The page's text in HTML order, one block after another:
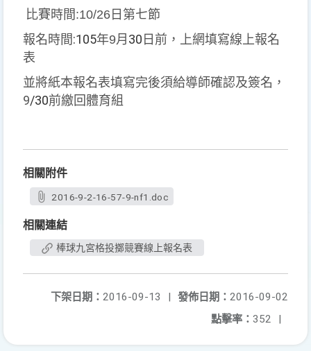
比賽時間 :10/26 日第七節
報名時間:105年9月 30 日前，上網填寫線上報名
表
並將紙本報名表填寫完後須給導師確認及簽名，
9/30前繳回體育組
相關附件
2016-9-2-16-57-9-nf1.doc
相關連結
棒球九宮格投擲競賽線上報名表
發佈日期： 2016-09-02
下架日期： 2016-09-13
|
點擊率： 352 |